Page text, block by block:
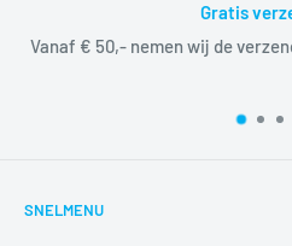
Gratis
Vanaf € 50,- nemen wij de
SNELMENU